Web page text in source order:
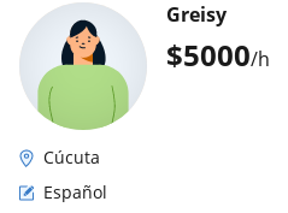
$5000/h
Greisy
Cúcuta
Español